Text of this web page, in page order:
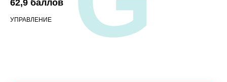
62,9 баллов
УПРАВЛЕНИЕ